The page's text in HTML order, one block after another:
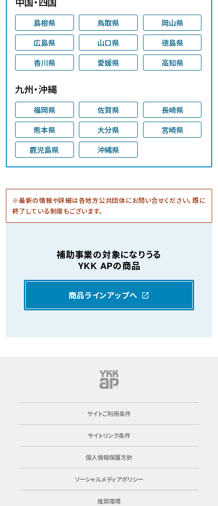
島根県 鳥取県
岡山県
広島県
山口県
徳島県
香川県
愛媛県 高知県
九州・沖縄
福岡県 佐賀県
長崎県
熊本県
大分県
宮崎県
鹿児島県
沖縄県
※最新の情報や詳細は各地方公共団体にお問い合せください。既に
終了している制度もございます。
補助事業の対象になりうる
YKK APの商品
商品ラインアップへ
サイトご利用条件
サイトリンク条件
個人情報保護方針
ソーシャルメディアポリシー
推奨環境